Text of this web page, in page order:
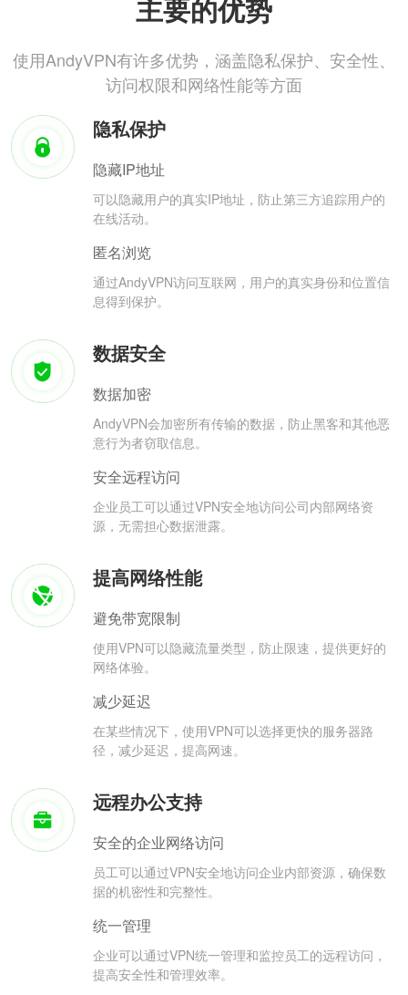
主要的优势
使用AndyVPN有许多优势，涵盖隐私保护、安全性、
访问权限和网络性能等方面
隐私保护
隐藏IP地址
可以隐藏用户的真实IP地址，防止第三方追踪用户的
在线活动。
匿名浏览
通过AndyVPN访问互联网，用户的真实身份和位置信
息得到保护。
数据安全
数据加密
AndyVPN会加密所有传输的数据，防止黑客和其他恶
意行为者窃取信息。
安全远程访问
企业员工可以通过VPN安全地访问公司内部网络资
源，无需担心数据泄露。
提高网络性能
避免带宽限制
使用VPN可以隐藏流量类型，防止限速，提供更好的
网络体验。
减少延迟
在某些情况下，使用VPN可以选择更快的服务器路
径，减少延迟，提高网速。
远程办公支持
安全的企业网络访问
员工可以通过VPN安全地访问企业内部资源，确保数
据的机密性和完整性。
统一管理
企业可以通过VPN统一管理和监控员工的远程访问，
提高安全性和管理效率。